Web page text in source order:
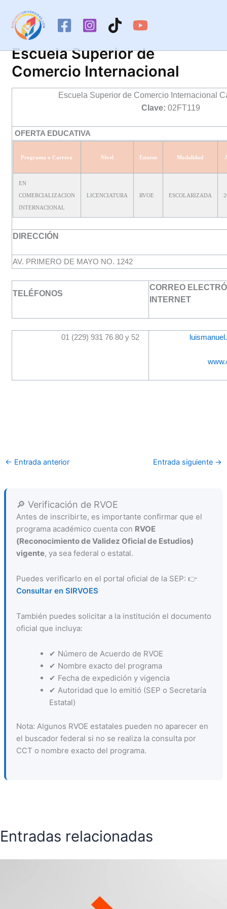
contenido
Escuela Superior de
Comercio Internacional
Escuela Superior de Comercio Internacional
Clave:02FT119
OFERTA EDUCATIVA
Programa o Carrera Nivel Estatus Modalidad
EN
COMERCIALIZACION
INTERNACIONAL
LICENCIATURA RVOE ESCOLARIZADA
DIRECCIÓN
AV. PRIMERO DE MAYO NO. 1242
TELÉFONOS
CORREO
INTERNET
01 (229) 931 76 80 y 52
← Entrada anterior Entrada siguiente →
🔎 Verificación de RVOE
Antes de inscribirte, es importante confirmar que el
programa académico cuenta con RVOE
(Reconocimiento de Validez Oficial de Estudios)
vigente, ya sea federal o estatal.
Puedes verificarlo en el portal oficial de la SEP: 👉
Consultar en SIRVOES
También puedes solicitar a la institución el documento
oficial que incluya:
✔ Número de Acuerdo de RVOE
✔ Nombre exacto del programa
✔ Fecha de expedición y vigencia
✔ Autoridad que lo emitió (SEP o Secretaría
Estatal)
Nota: Algunos RVOE estatales pueden no aparecer en
el buscador federal si no se realiza la consulta por
CCT o nombre exacto del programa.
Entradas relacionadas